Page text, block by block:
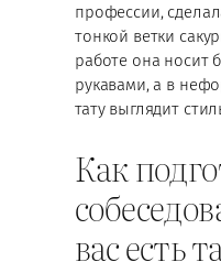
профессии,
тонкой ветки
работе она носит
рукавами, а в
тату выглядит
Как
вас есть